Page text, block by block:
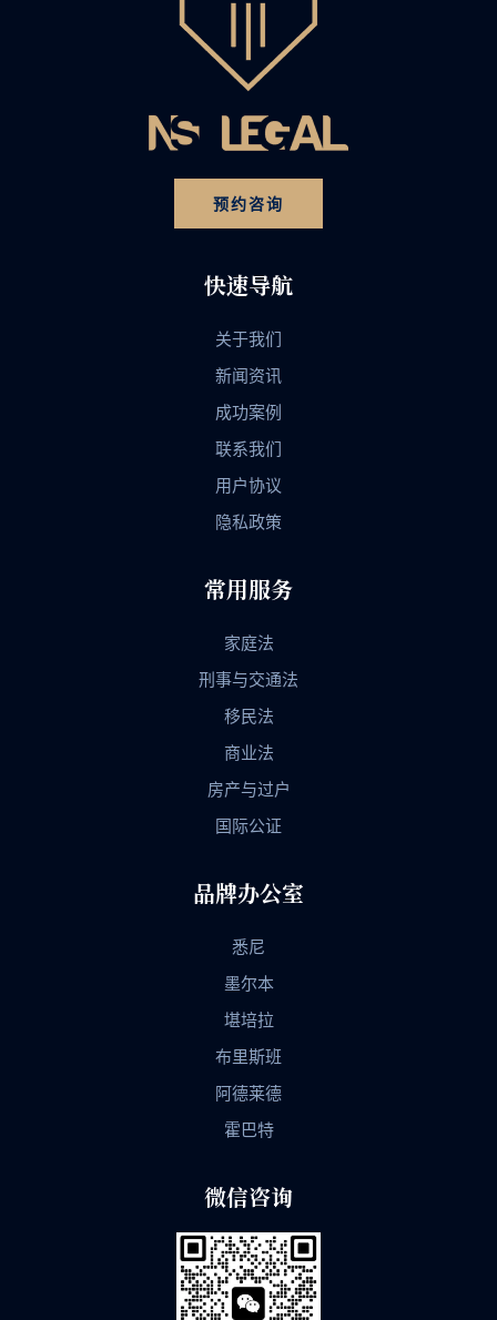
预约咨询
快速导航
关于我们
新闻资讯
成功案例
联系我们
用户协议
隐私政策
常用服务
家庭法
刑事与交通法
移民法
商业法
房产与过户
国际公证
品牌办公室
悉尼
墨尔本
堪培拉
布里斯班
阿德莱德
霍巴特
微信咨询